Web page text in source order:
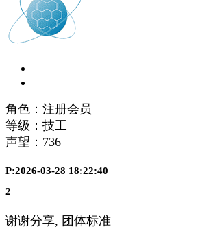
角色：注册会员
等级：技工
声望： 736
P:2026-03-28 18:22:40
2
谢谢分享, 团体标准